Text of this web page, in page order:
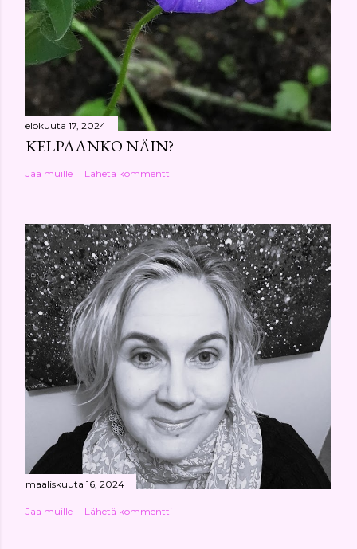
elokuuta 17, 2024
KELPAANKO NÄIN?
Jaa muille Lähetä kommentti
maaliskuuta 16, 2024
Jaa muille Lähetä kommentti